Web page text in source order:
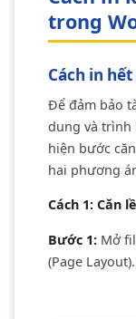
trong
Cách in
Để đảm bảo
dung và trình
hiện bước
hai phương
Cách 1: Căn
Bước 1: Mở
(Page Layout).